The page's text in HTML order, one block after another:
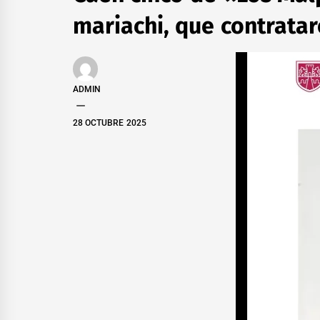
mariachi, que
ADMIN
28 OCTUBRE 2025